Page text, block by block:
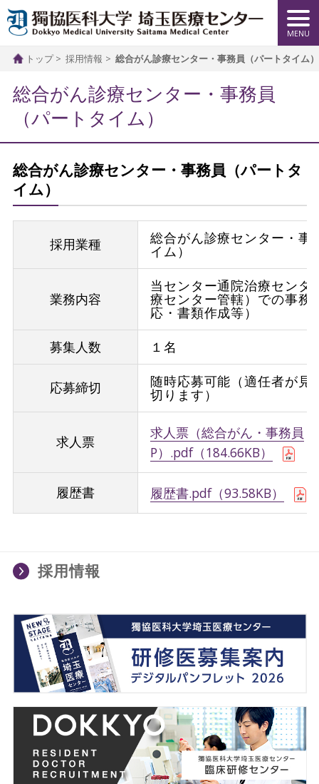
トップ 採用情報 総合がん診療センター・事務員（パートタイム）
総合がん診療センター・事務員
（パートタイム）
総合がん診療センター・事務員（パートタ
イム）
採用業種 総合がん診療センター・事
イム）
業務内容
当センター通院治療センタ
療センター管轄）での事務
応・書類作成等）
募集人数
１名
応募締切 随時応募可能（適任者が見
切ります）
求人票
求人票（総合がん・事務員
P）.pdf（184.66KB）
履歴書 履歴書.pdf（93.58KB）
採用情報